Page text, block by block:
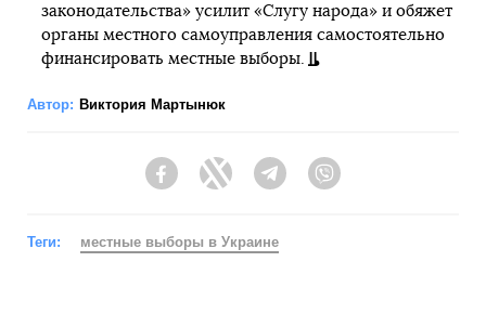
законодательства» усилит «Слугу народа» и обяжет
органы местного самоуправления самостоятельно
финансировать местные выборы.
Автор: Виктория Мартынюк
FacebookTwitter Telegram
Теги: местные выборы в Украине